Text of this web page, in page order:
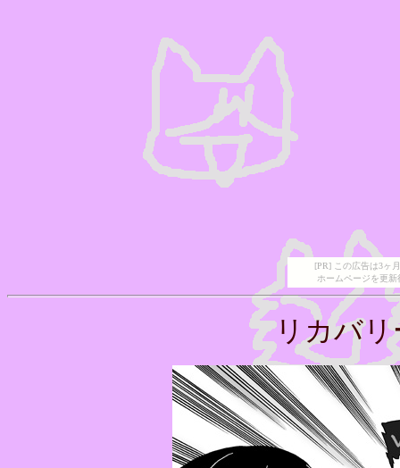
[PR] この広告は3ヶ
ホームページを更
リカバリ